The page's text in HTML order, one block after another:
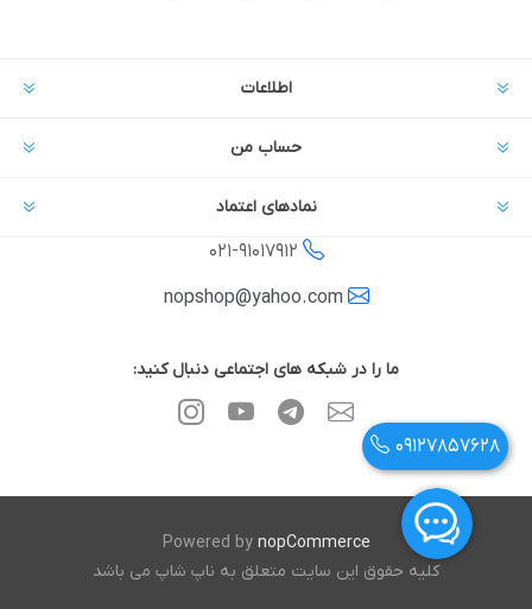
اطلاعات
حساب من
نمادهای اعتماد
021-91017912
ما را در شبکه های اجتماعی دنبال کنید:
Powered by nopCommerce
کلیه حقوق این سایت متعلق به ناپ شاپ می باشد
09127857628